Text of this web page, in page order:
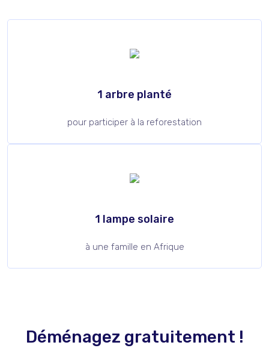
1 arbre planté
pour participer à la reforestation
1 lampe solaire
à une famille en Afrique
Déménagez gratuitement !